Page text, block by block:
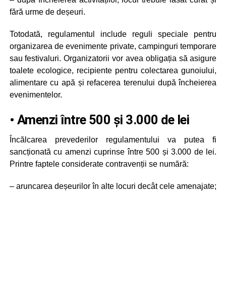
fără urme de deșeuri.
Totodată, regulamentul include reguli speciale pentru
organizarea de evenimente private, campinguri temporare
sau festivaluri. Organizatorii vor avea obligația să asigure
toalete ecologice, recipiente pentru colectarea gunoiului,
alimentare cu apă și refacerea terenului după încheierea
evenimentelor.
• Amenzi între 500 și 3.000 de lei
Încălcarea prevederilor regulamentului va putea fi
sancționată cu amenzi cuprinse între 500 și 3.000 de lei.
Printre faptele considerate contravenții se numără:
– aruncarea deșeurilor în alte locuri decât cele amenajate;